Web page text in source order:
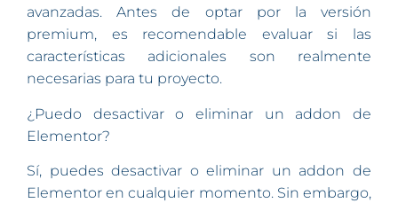
avanzadas. Antes de optar por la versión
premium, es recomendable evaluar si las
características adicionales son realmente
necesarias para tu proyecto.
¿Puedo desactivar o eliminar un addon de
Elementor?
Sí, puedes desactivar o eliminar un addon de
Elementor en cualquier momento. Sin embargo,